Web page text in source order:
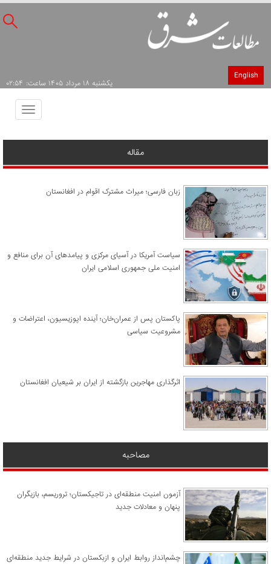
English
يکشنبه ۱۸ مرداد ۱۴۰۵ ساعت: ۰۲:۵۴
Toggle
مقاله
زبان فارسی؛ میراث مشترک اقوام در افغانستان
سیاست آمریکا در آسیای مرکزی و پیامدهای آن برای منافع و
امنیت ملی جمهوری اسلامی ایران
پاکستان پس از عمران‌خان؛ آینده اپوزیسیون، اعتراضات و
مشروعیت سیاسی
اثرگذاری مهاجرین بازگشته از ایران بر شیعیان افغانستان
مصاحبه
آزمون امنیت منطقه‌ای در تاجیکستان؛ تروریسم، بازیگران
پنهان و معادلات جدید
چشم‌انداز روابط ایران و ازبکستان در شرایط جدید منطقه‌ای